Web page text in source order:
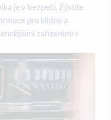
je v bezpečí. Zjistíte
pro klidný a
zařízeními v